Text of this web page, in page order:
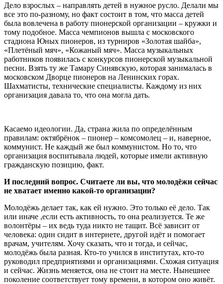
Дело взрослых – направлять детей в нужное русло. Делали мы
все это по-разному, но факт состоит в том, что масса детей
была вовлечена в работу пионерской организации – кружки и
тому подобное. Масса чемпионов вышла с московского
стадиона Юных пионеров, из турниров «Золотая шайба»,
«Плетёный мяч», «Кожаный мяч». Масса музыкальных
работников появилась с конкурсов пионерской музыкальной
песни. Взять ту же Тамару Синявскую, которая занималась в
московском Дворце пионеров на Ленинских горах.
Шахматисты, технические специалисты. Каждому из них
организация давала то, что она могла дать.
Касаемо идеологии. Да, страна жила по определённым
правилам: октябрёнок – пионер – комсомолец – и, наверное,
коммунист. Не каждый же был коммунистом. Но то, что
организация воспитывала людей, которые имели активную
гражданскую позицию, факт.
И последний вопрос. Считаете ли вы, что молодёжи сейчас
не хватает именно какой-то организации?
Молодёжь делает так, как ей нужно. Это только её дело. Так
или иначе ,если есть активность, то она реализуется. Те же
волонтёры – их ведь туда никто не тащит. Всё зависит от
человека: один сидит в интернете, другой идёт и помогает
врачам, учителям. Хочу сказать, что и тогда, и сейчас,
молодёжь была разная. Кто-то учился в институтах, кто-то
руководил предприятиями и организациями. Схожая ситуация
и сейчас. Жизнь меняется, она не стоит на месте. Нынешнее
поколение соответствует тому времени, в котором оно живёт.